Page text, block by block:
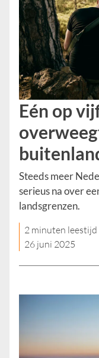
Eén op
Steeds meer
serieus na over
landsgrenzen.
2 minuten leestijd
26 juni 2025